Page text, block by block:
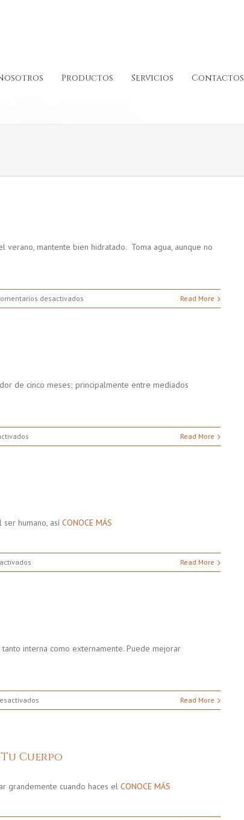
Productos Servicios Contactos
verano, mantente bien hidratado. Toma agua, aunque no
desactivados
Agua
Read More
de cinco meses; principalmente entre mediados
Hidrátate
Read More
humano, así CONOCE MÁS
Agua:
Read More
interna como externamente. Puede mejorar
Beneficios
Mar
Read More
Cuerpo
grandemente cuando haces el CONOCE MÁS